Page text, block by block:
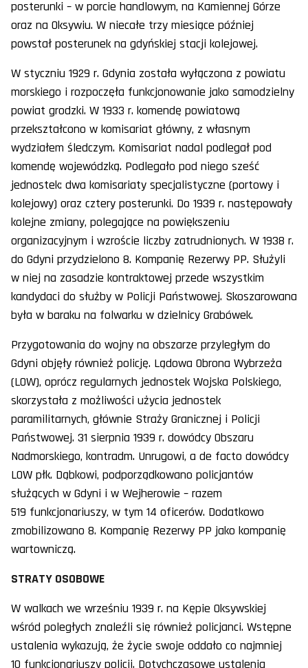
posterunki – w porcie handlowym, na Kamiennej Górze
oraz na Oksywiu. W niecałe trzy miesiące później
powstał posterunek na gdyńskiej stacji kolejowej.
W styczniu 1929 r. Gdynia została wyłączona z powiatu
morskiego i rozpoczęła funkcjonowanie jako samodzielny
powiat grodzki. W 1933 r. komendę powiatową
przekształcono w komisariat główny, z własnym
wydziałem śledczym. Komisariat nadal podlegał pod
komendę wojewódzką. Podlegało pod niego sześć
jednostek: dwa komisariaty specjalistyczne (portowy i
kolejowy) oraz cztery posterunki. Do 1939 r. następowały
kolejne zmiany, polegające na powiększeniu
organizacyjnym i wzroście liczby zatrudnionych. W 1938 r.
do Gdyni przydzielono 8. Kompanię Rezerwy PP. Służyli
w niej na zasadzie kontraktowej przede wszystkim
kandydaci do służby w Policji Państwowej. Skoszarowana
była w baraku na folwarku w dzielnicy Grabówek.
Przygotowania do wojny na obszarze przyległym do
Gdyni objęły również policję. Lądowa Obrona Wybrzeża
(LOW), oprócz regularnych jednostek Wojska Polskiego,
skorzystała z możliwości użycia jednostek
paramilitarnych, głównie Straży Granicznej i Policji
Państwowej. 31 sierpnia 1939 r. dowódcy Obszaru
Nadmorskiego, kontradm. Unrugowi, a de facto dowódcy
LOW płk. Dąbkowi, podporządkowano policjantów
służących w Gdyni i w Wejherowie – razem
519 funkcjonariuszy, w tym 14 oficerów. Dodatkowo
zmobilizowano 8. Kompanię Rezerwy PP jako kompanię
wartowniczą.
STRATY OSOBOWE
W walkach we wrześniu 1939 r. na Kępie Oksywskiej
wśród poległych znaleźli się również policjanci. Wstępne
ustalenia wykazują, że życie swoje oddało co najmniej
10 funkcjonariuszy policji. Dotychczasowe ustalenia